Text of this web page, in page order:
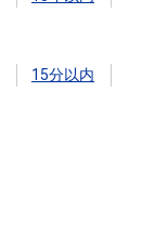
15分以内